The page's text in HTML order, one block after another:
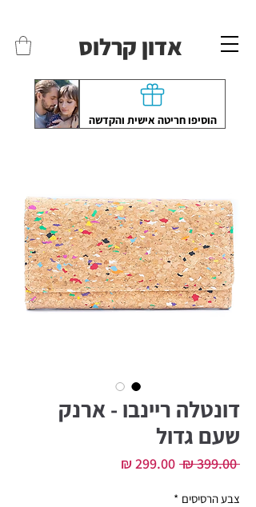
אדון קרלוס
הוסיפו חריטה אישית והקדשה
דונטלה ריינבו - ארנק
שעם גדול
‏399.00 ‏₪
מחיר
צבע הרסיסים *